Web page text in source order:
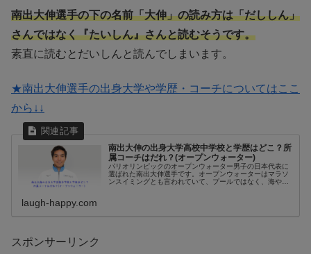
南出大伸選手の下の名前「大伸」の読み方は「だししん」
さんではなく『たいしん』さんと読むそうです。
素直に読むとだいしんと読んでしまいます。
★南出大伸選手の出身大学や学歴・コーチについてはここ
から↓↓
南出大伸の出身大学高校中学校と学歴はどこ？所
属コーチはだれ？(オープンウォーター)
パリオリンピックのオープンウォーター男子の日本代表に
選ばれた南出大伸選手です。オープンウォーターはマラソ
ンスイミングとも言われていて、プールではなく、海や
laugh-happy.com
スポンサーリンク